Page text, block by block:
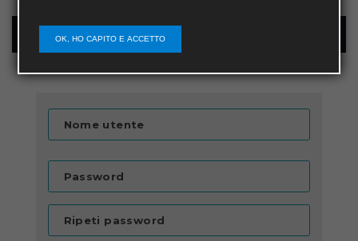
Registrazione nuovo utente per acquisti sul sito
Nome utente
Password
Ripeti password
OK, HO CAPITO E ACCETTO